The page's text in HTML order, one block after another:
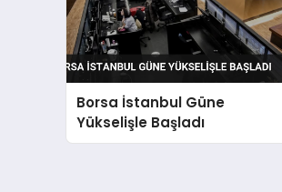
Borsa İstanbul Güne
Yükselişle Başladı